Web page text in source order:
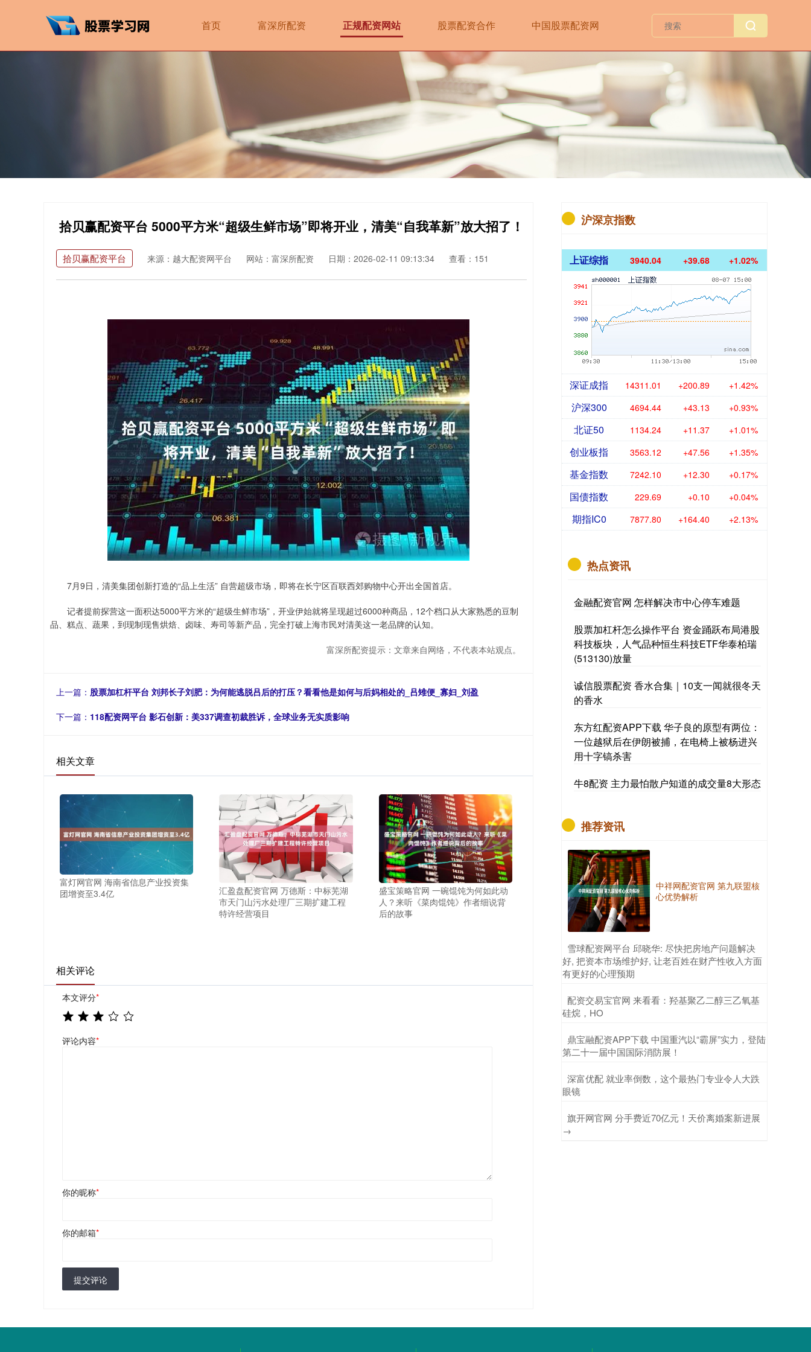
首页 富深所配资 正规配资网站 股票配资合作 中国股票配资网
拾贝赢配资平台 5000平方米“超级生鲜市场”即将开业，清美“自我革新”放大招了！
拾贝赢配资平台 来源：越大配资网平台 网站：富深所配资 日期：2026-02-11 09:13:34 查看：151
7月9日，清美集团创新打造的“品上生活” 自营超级市场，即将在长宁区百联西郊购物中心开出全国首店。
记者提前探营这一面积达5000平方米的“超级生鲜市场”，开业伊始就将呈现超过6000种商品，12个档口从大家熟悉的豆制
品、糕点、蔬果，到现制现售烘焙、卤味、寿司等新产品，完全打破上海市民对清美这一老品牌的认知。
富深所配资提示：文章来自网络，不代表本站观点。
上一篇： 股票加杠杆平台 刘邦长子刘肥：为何能逃脱吕后的打压？看看他是如何与后妈相处的_吕雉便_寡妇_刘盈
下一篇： 118配资网平台 影石创新：美337调查初裁胜诉，全球业务无实质影响
相关文章
富灯网官网 海南省信息产业投资集
团增资至3.4亿
汇盈盘配资官网 万德斯：中标芜湖
市天门山污水处理厂三期扩建工程
特许经营项目
盛宝策略官网 一碗馄饨为何如此动
人？来听《菜肉馄饨》作者细说背
后的故事
相关评论
本文评分*
评论内容*
你的昵称*
你的邮箱*
提交评论
沪深京指数
上证综指 3940.04 +39.68 +1.02%
深证成指 14311.01 +200.89 +1.42%
沪深300 4694.44 +43.13 +0.93%
北证50 1134.24 +11.37 +1.01%
创业板指 3563.12 +47.56 +1.35%
基金指数 7242.10 +12.30 +0.17%
国债指数 229.69 +0.10 +0.04%
期指IC0 7877.80 +164.40 +2.13%
热点资讯
金融配资官网 怎样解决市中心停车难题
股票加杠杆怎么操作平台 资金踊跃布局港股
科技板块，人气品种恒生科技ETF华泰柏瑞
(513130)放量
诚信股票配资 香水合集｜10支一闻就很冬天
的香水
东方红配资APP下载 华子良的原型有两位：
一位越狱后在伊朗被捕，在电椅上被杨进兴
用十字镐杀害
牛8配资 主力最怕散户知道的成交量8大形态
推荐资讯
中祥网配资官网 第九联盟核
心优势解析
​雪球配资网平台 邱晓华: 尽快把房地产问题解决
好, 把资本市场维护好, 让老百姓在财产性收入方面
有更好的心理预期
​配资交易宝官网 来看看：羟基聚乙二醇三乙氧基
硅烷，HO
​鼎宝融配资APP下载 中国重汽以“霸屏”实力，登陆
第二十一届中国国际消防展！
​深富优配 就业率倒数，这个最热门专业令人大跌
眼镜
​旗开网官网 分手费近70亿元！天价离婚案新进展
→